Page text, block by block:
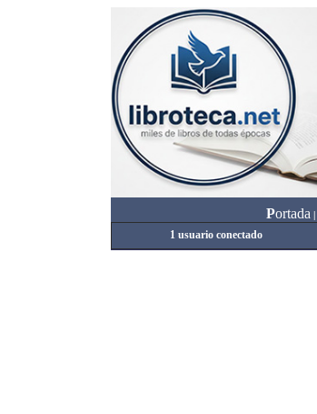
Portada
1 usuario conectado